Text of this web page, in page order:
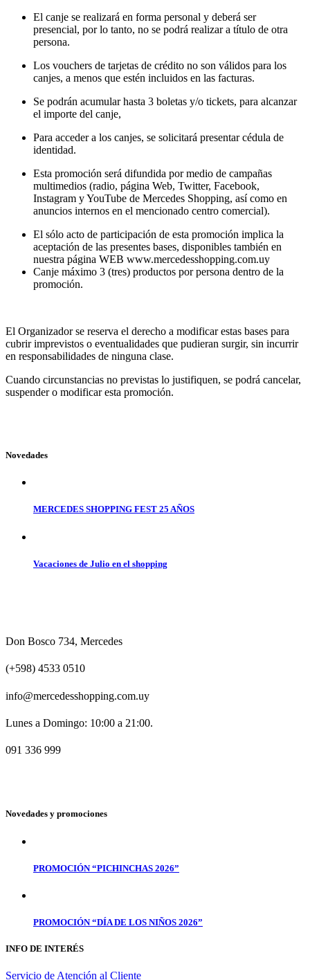
El canje se realizará en forma personal y deberá ser
presencial, por lo tanto, no se podrá realizar a título de otra
persona.
Los vouchers de tarjetas de crédito no son válidos para los
canjes, a menos que estén incluidos en las facturas.
Se podrán acumular hasta 3 boletas y/o tickets, para alcanzar
el importe del canje,
Para acceder a los canjes, se solicitará presentar cédula de
identidad.
Esta promoción será difundida por medio de campañas
multimedios (radio, página Web, Twitter, Facebook,
Instagram y YouTube de Mercedes Shopping, así como en
anuncios internos en el mencionado centro comercial).
El sólo acto de participación de esta promoción implica la
aceptación de las presentes bases, disponibles también en
nuestra página WEB www.mercedesshopping.com.uy
Canje máximo 3 (tres) productos por persona dentro de la
promoción.
El Organizador se reserva el derecho a modificar estas bases para
cubrir imprevistos o eventualidades que pudieran surgir, sin incurrir
en responsabilidades de ninguna clase.
Cuando circunstancias no previstas lo justifiquen, se podrá cancelar,
suspender o modificar esta promoción.
Novedades
MERCEDES SHOPPING FEST 25 AÑOS
Vacaciones de Julio en el shopping
Don Bosco 734, Mercedes
(+598) 4533 0510
info@mercedesshopping.com.uy
Lunes a Domingo: 10:00 a 21:00.
091 336 999
Novedades y promociones
PROMOCIÓN “PICHINCHAS 2026”
PROMOCIÓN “DÍA DE LOS NIÑOS 2026”
INFO DE INTERÉS
Servicio de Atención al Cliente